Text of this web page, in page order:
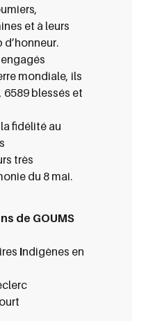
et à leurs
mondiale, ils
blessés et
fidélité au
très
du 8 mai.
de GOUMS
Indigènes en